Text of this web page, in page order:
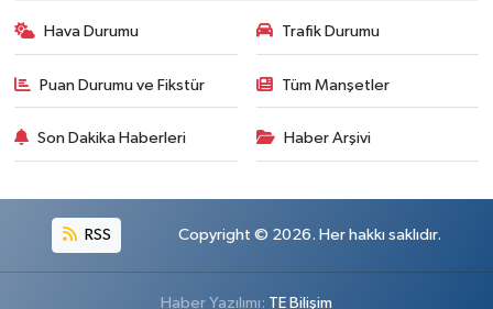
Hava Durumu Trafik Durumu
Puan Durumu ve Fikstür Tüm Manşetler
Son Dakika Haberleri Haber Arşivi
RSS Copyright © 2026. Her hakkı saklıdır.
Haber Yazılımı: TE Bilişim